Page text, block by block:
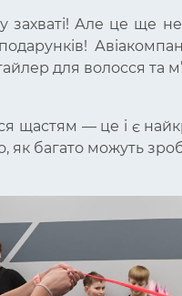
захваті! Але це ще
для волосся та
щастям — це і є
як багато можуть